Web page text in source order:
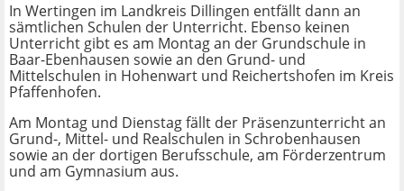
In Wertingen im Landkreis Dillingen entfällt dann an
sämtlichen Schulen der Unterricht. Ebenso keinen
Unterricht gibt es am Montag an der Grundschule in
Baar-Ebenhausen sowie an den Grund- und
Mittelschulen in Hohenwart und Reichertshofen im Kreis
Pfaffenhofen.
Am Montag und Dienstag fällt der Präsenzunterricht an
Grund-, Mittel- und Realschulen in Schrobenhausen
sowie an der dortigen Berufsschule, am Förderzentrum
und am Gymnasium aus.